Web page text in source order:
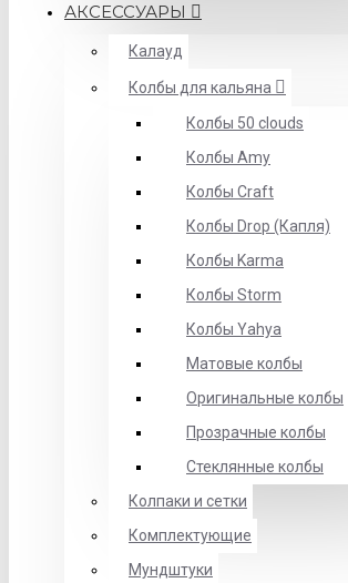
АКСЕССУАРЫ
Калауд
Колбы для кальяна
Колбы 50 clouds
Колбы Amy
Колбы Craft
Колбы Drop (Капля)
Колбы Karma
Колбы Storm
Колбы Yahya
Матовые колбы
Оригинальные колбы
Прозрачные колбы
Стеклянные колбы
Колпаки и сетки
Комплектующие
Мундштуки